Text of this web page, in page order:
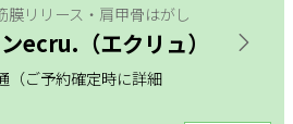
リリース・肩甲骨はがし
ecru.（エクリュ）
（ご予約確定時に詳細